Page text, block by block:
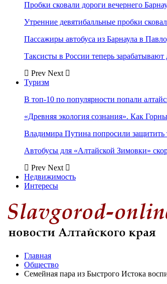
Пробки сковали дороги вечернего
Утренние девятибалльные пробки
Пассажиры автобуса из Барнаула в
Таксисты в России теперь
Prev Next
Туризм
В топ-10 по популярности попали
«Древняя экология сознания». Как
Владимира Путина попросили защитить
Автобусы для «Алтайской Зимовки»
Prev Next
Недвижимость
Интересы
Главная
Общество
Семейная пара из Быстрого Истока